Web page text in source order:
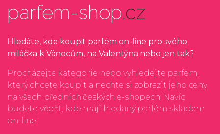
parfem-shop.cz
Hledáte, kde koupit parfém on-line pro svého
miláčka k Vánocům, na Valentýna nebo jen tak?
Procházejte kategorie nebo vyhledejte parfém,
který chcete koupit a nechte si zobrazit jeho ceny
na všech předních českých e-shopech. Navíc
budete vědět, kde mají hledaný parfém skladem
on-line!